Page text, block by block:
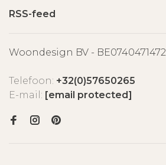
RSS-feed
Woondesign BV - BE0740471472
Telefoon: +32(0)57650265
E-mail: [email protected]